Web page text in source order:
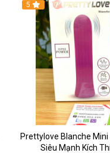
5
Prettylove Blanche
Siêu Mạnh Kích